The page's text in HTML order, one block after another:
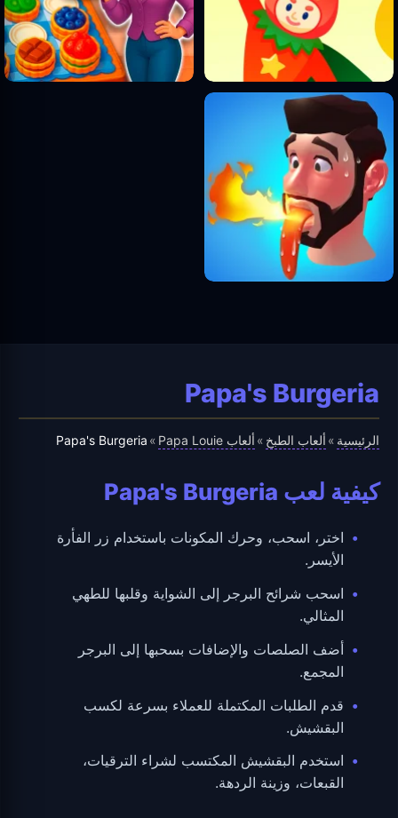
Papa's Burgeria
الرئيسية » ألعاب الطبخ » ألعاب Papa Louie »
Papa's Burgeria
كيفية لعب Papa's Burgeria
اختر، اسحب، وحرك المكونات باستخدام زر الفأرة
الأيسر.
اسحب شرائح البرجر إلى الشواية وقلبها للطهي
المثالي.
أضف الصلصات والإضافات بسحبها إلى البرجر
المجمع.
قدم الطلبات المكتملة للعملاء بسرعة لكسب
البقشيش.
استخدم البقشيش المكتسب لشراء الترقيات،
القبعات، وزينة الردهة.